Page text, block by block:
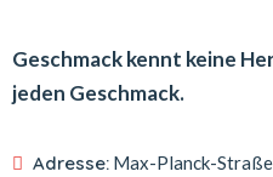
Geschmack kennt keine
jeden Geschmack.
Adresse: Max-Planck-